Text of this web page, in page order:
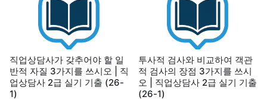
직업상담사가 갖추어야 할 일
반적 자질 3가지를 쓰시오 | 직
업상담사 2급 실기 기출 (26-
1)
투사적 검사와 비교하여 객관
적 검사의 장점 3가지를 쓰시
오 | 직업상담사 2급 실기 기출
(26-1)